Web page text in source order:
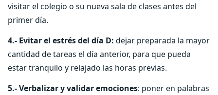
visitar el colegio o su nueva sala de clases antes del
primer día.
4.- Evitar el estrés del día D: dejar preparada la mayor
cantidad de tareas el día anterior, para que pueda
estar tranquilo y relajado las horas previas.
5.- Verbalizar y validar emociones: poner en palabras